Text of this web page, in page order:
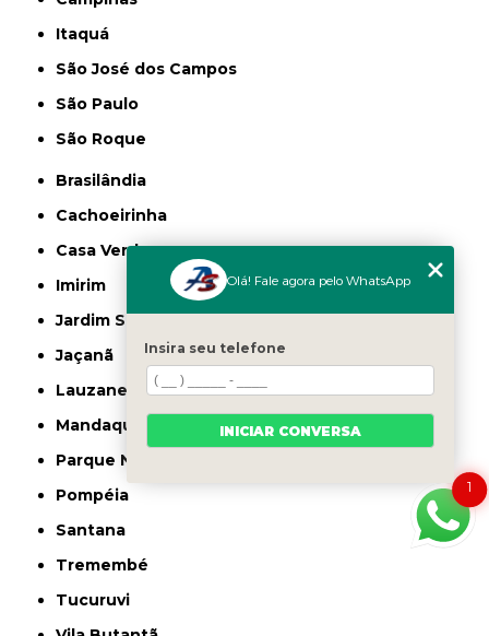
Itaquá
São José dos Campos
São Paulo
São Roque
Brasilândia
Cachoeirinha
Casa Verde
Imirim
Jardim São Paulo
Jaçanã
Lauzane Paulista
Mandaqui
Parque Novo Mundo
Pompéia
Santana
Tremembé
Tucuruvi
1
Olá! Fale agora pelo WhatsApp
Insira seu telefone
INICIAR CONVERSA